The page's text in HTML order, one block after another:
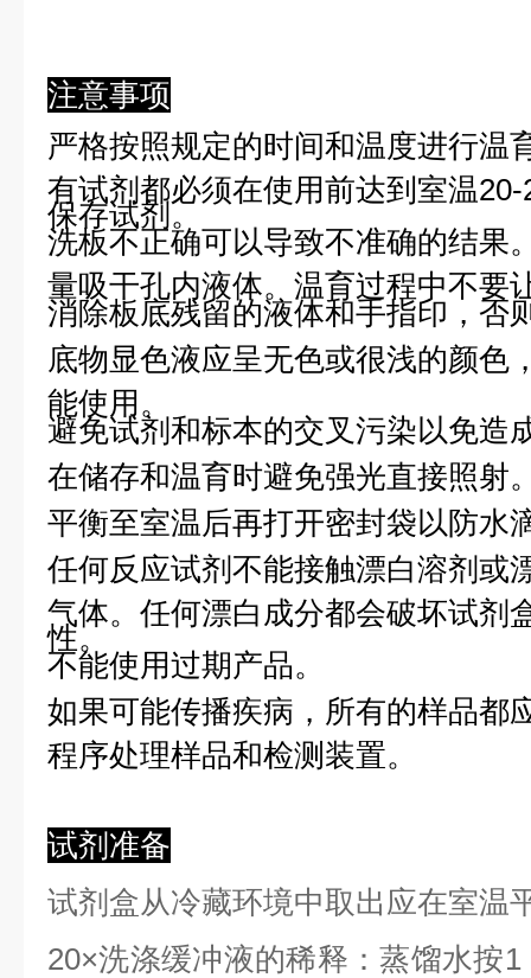
注意事项
严格按照规定的时间和温度进行温
有试剂都必须在使用前达到室温
保存试剂。
洗板不正确可以导致不准确的结果
量吸干孔内液体。温育过程中不要
消除板底残留的液体和手指印，否
底物显色液应呈无色或很浅的颜色
能使用。
避免试剂和标本的交叉污染以免造
在储存和温育时避免强光直接照射
平衡至室温后再打开密封袋以防水
任何反应试剂不能接触漂白溶剂或
气体。任何漂白成分都会破坏试剂
性。
不能使用过期产品。
如果可能传播疾病，所有的样品都
程序处理样品和检测装置。
试剂准备
试剂盒从冷藏环境中取出应在室温
20×洗涤缓冲液的稀释：蒸馏水按